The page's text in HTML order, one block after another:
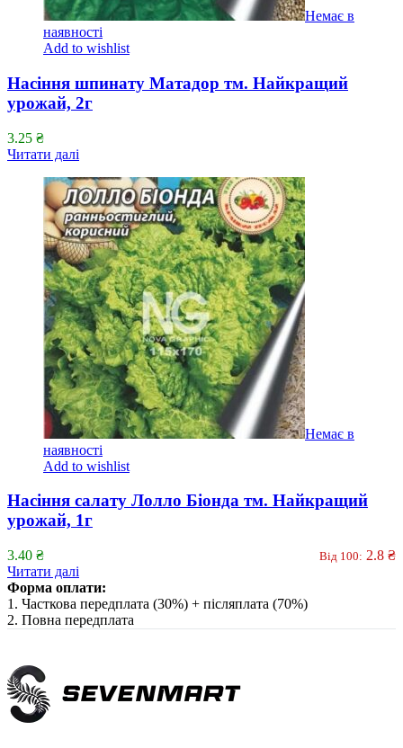
Немає в
наявності
Add to wishlist
Насіння шпинату Матадор тм. Найкращий
урожай, 2г
3.25 ₴
Читати далі
Немає в
наявності
Add to wishlist
Насіння салату Лолло Біонда тм. Найкращий
урожай, 1г
3.40 ₴ Від 100: 2.8 ₴
Читати далі
Форма оплати:
1. Часткова передплата (30%) + післяплата (70%)
2. Повна передплата